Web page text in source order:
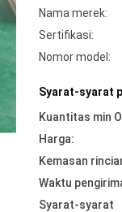
Nama merek:
Sertifikasi:
Nomor model:
Syarat-syarat
Kuantitas min
Harga:
Kemasan
Waktu
Syarat-syarat